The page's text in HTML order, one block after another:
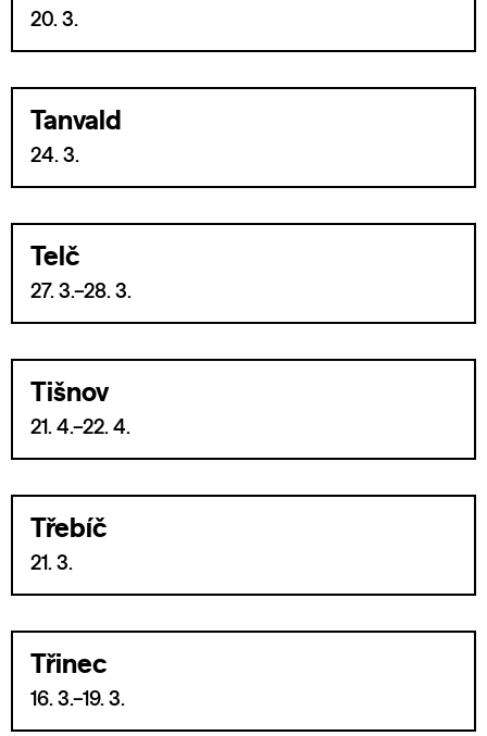
20. 3.
Tanvald
24. 3.
Telč
27. 3.–28. 3.
Tišnov
21. 4.–22. 4.
Třebíč
21. 3.
Třinec
16. 3.–19. 3.